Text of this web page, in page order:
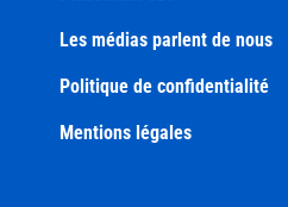
Les médias parlent de nous
Politique de confidentialité
Mentions légales